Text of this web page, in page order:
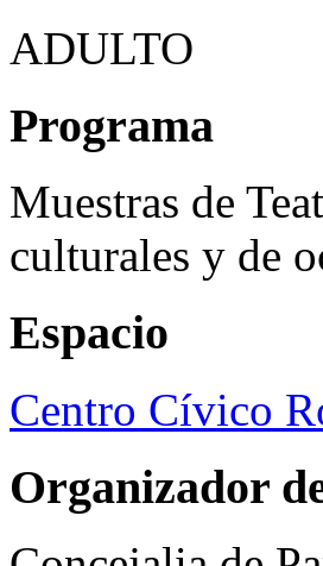
ADULTO
Programa
Muestras de
culturales y de
Espacio
Centro Cívico
Organizador